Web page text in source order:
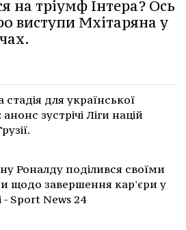
на тріумф Інтера? Ось
виступи Мхітаряна у
стадія для української
анонс зустрічі Ліги націй
Роналду поділився своїми
щодо завершення кар'єри у
- Sport News 24